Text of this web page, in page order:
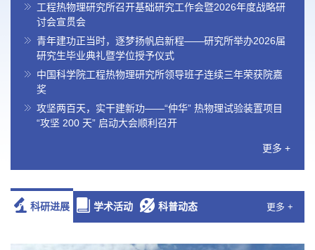
工程热物理研究所召开基础研究工作会暨2026年度战略研
讨会宣贯会
青年建功正当时，逐梦扬帆启新程——研究所举办2026届
研究生毕业典礼暨学位授予仪式
中国科学院工程热物理研究所领导班子连续三年荣获院嘉
奖
攻坚两百天，实干建新功——“仲华” 热物理试验装置项目
“攻坚 200 天” 启动大会顺利召开
更多 +
科研进展 学术活动 科普动态 更多 +